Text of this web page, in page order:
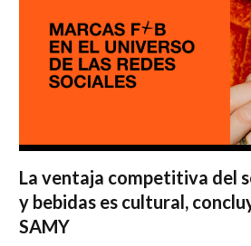
La ventaja competitiva del
y bebidas es cultural,
SAMY